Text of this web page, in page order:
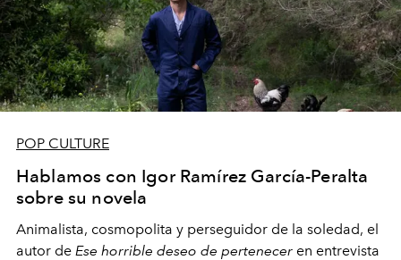
POP CULTURE
Hablamos con Igor Ramírez García-Peralta
sobre su novela
Animalista, cosmopolita y perseguidor de la soledad, el
autor de Ese horrible deseo de pertenecer en entrevista